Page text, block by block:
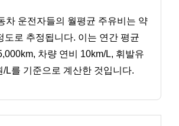
차 운전자들의 월평균 주유비는 약
도로 추정됩니다. 이는 연간 평균
차량 연비 10km/L, 휘발유
/L를 기준으로 계산한 것입니다.